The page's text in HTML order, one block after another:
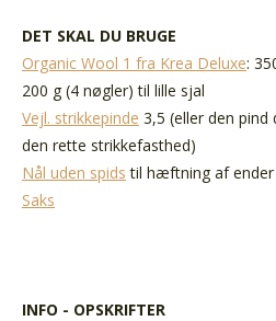
DET SKAL DU BRUGE
Organic Wool 1 fra Krea Deluxe:
200 g (4 nøgler) til lille sjal
Vejl. strikkepinde 3,5 (eller den
den rette strikkefasthed)
Nål uden spids til hæftning af ender
Saks
INFO - OPSKRIFTER